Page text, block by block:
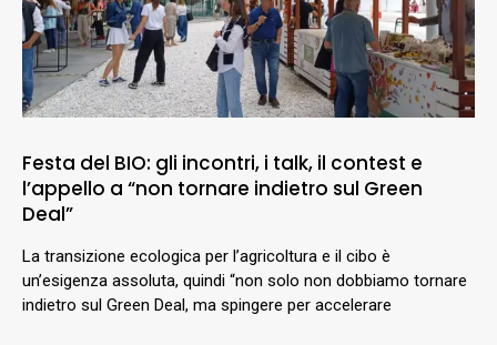
Festa del BIO: gli incontri, i talk, il contest e
l’appello a “non tornare indietro sul Green
Deal”
La transizione ecologica per l’agricoltura e il cibo è
un’esigenza assoluta, quindi “non solo non dobbiamo tornare
indietro sul Green Deal, ma spingere per accelerare